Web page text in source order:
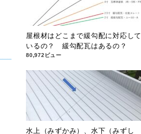
屋根材はどこまで緩勾配に対応して
いるの？ 緩勾配瓦はあるの？
80,972ビュー
水上（みずかみ）、水下（みずし